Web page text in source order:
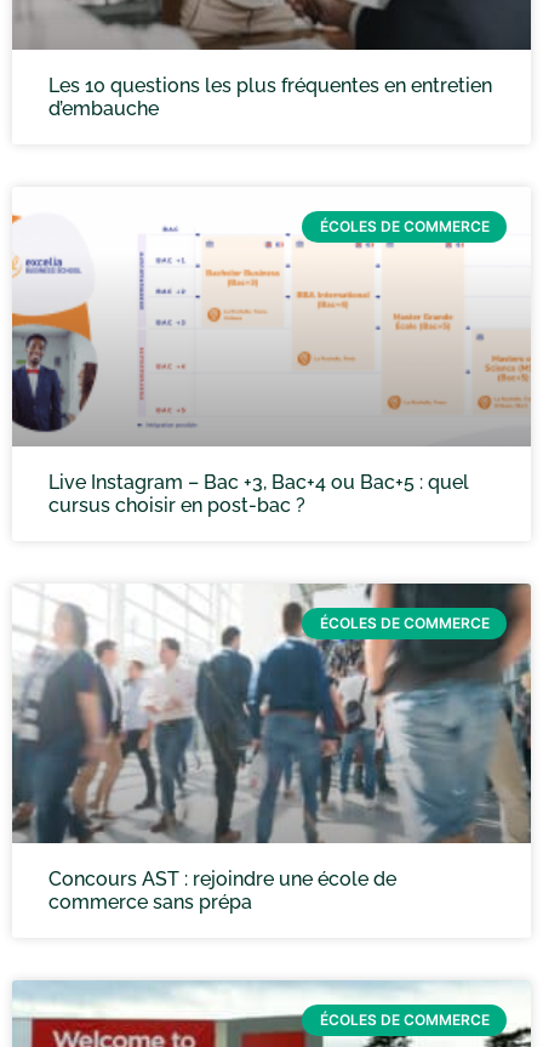
Les 10 questions les plus fréquentes en entretien
d’embauche
ÉCOLES DE COMMERCE
Live Instagram – Bac +3, Bac+4 ou Bac+5 : quel
cursus choisir en post-bac ?
ÉCOLES DE COMMERCE
Concours AST : rejoindre une école de
commerce sans prépa
ÉCOLES DE COMMERCE